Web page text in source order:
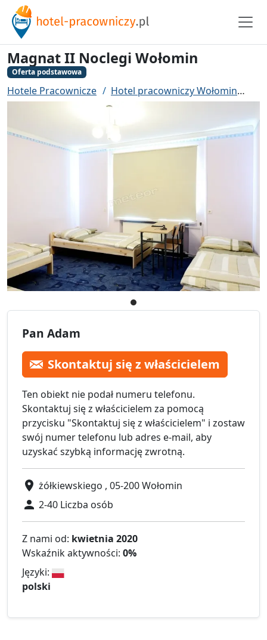
Magnat II Noclegi Wołomin
Oferta podstawowa
Hotele Pracownicze Hotel pracowniczy Wołomin
Pan Adam
Skontaktuj się z właścicielem
Ten obiekt nie podał numeru telefonu.
Skontaktuj się z właścicielem za pomocą
przycisku "Skontaktuj się z właścicielem" i zostaw
swój numer telefonu lub adres e-mail, aby
uzyskać szybką informację zwrotną.
żółkiewskiego , 05-200 Wołomin
2-40 Liczba osób
Z nami od: kwietnia 2020
Wskaźnik aktywności: 0%
Języki:
polski